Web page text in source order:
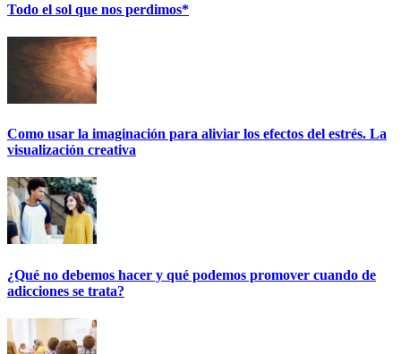
Todo el sol que nos perdimos*
Como usar la imaginación para aliviar los efectos del estrés. La
visualización creativa
¿Qué no debemos hacer y qué podemos promover cuando de
adicciones se trata?